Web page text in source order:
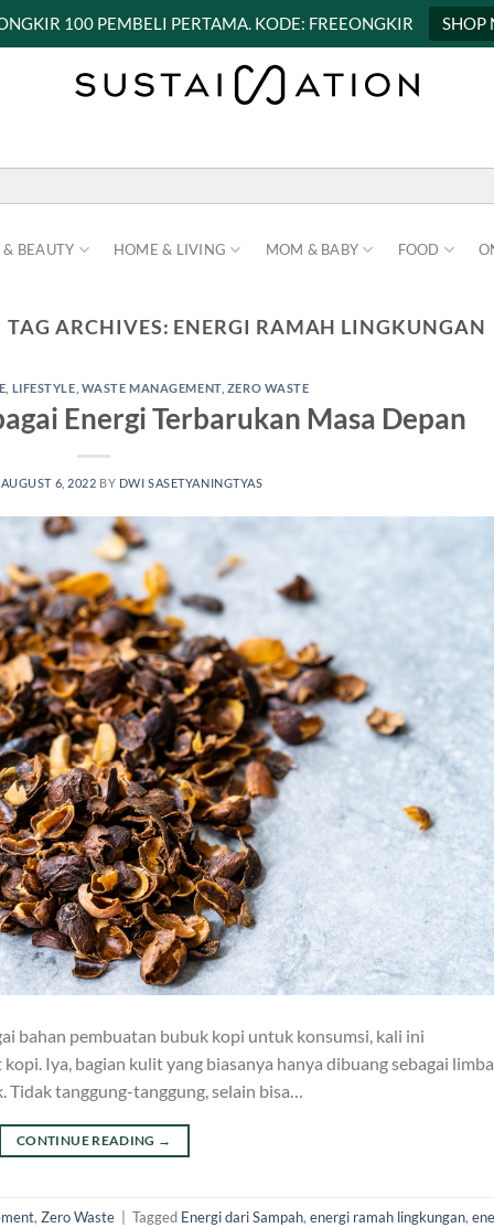
100 PEMBELI PERTAMA. KODE: FREEONGKIR SHOP
BEAUTY HOME & LIVING MOM & BABY FOOD
TAG ARCHIVES: ENERGI RAMAH LINGKUNGAN
LIFESTYLE WASTE MANAGEMENT, ZERO WASTE
Energi Terbarukan Masa Depan
AUGUST 6, 2022 BY DWI SASETYANINGTYAS
bahan pembuatan bubuk kopi untuk konsumsi, kali ini
Iya, bagian kulit yang biasanya hanya dibuang sebagai
Tidak tanggung-tanggung, selain bisa…
CONTINUE READING →
, Zero Waste Tagged Energi dari Sampah, energi ramah lingkungan,